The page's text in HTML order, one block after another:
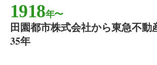
1918年〜
田園都市株式会社から東急不動
35年